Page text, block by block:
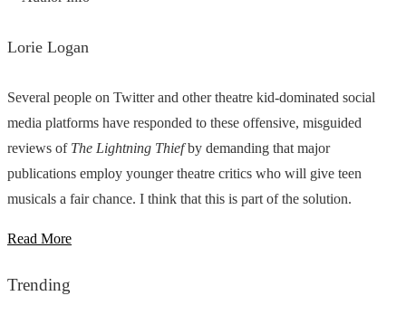
Lorie Logan
Several people on Twitter and other theatre kid-dominated social
media platforms have responded to these offensive, misguided
reviews of The Lightning Thiefby demanding that major
publications employ younger theatre critics who will give teen
musicals a fair chance. I think that this is part of the solution.
Read More
Trending